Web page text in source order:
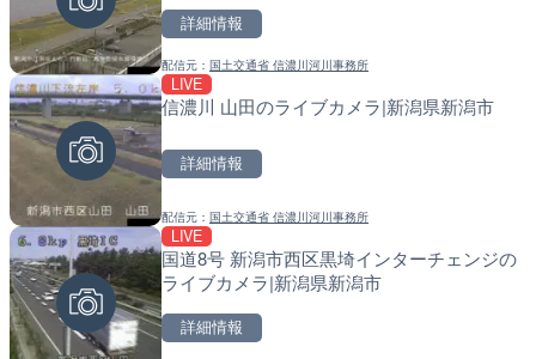
詳細情報
配信元：国土交通省 信濃川河川事務所
LIVE
信濃川 山田のライブカメラ|新潟県新潟市
詳細情報
配信元：国土交通省 信濃川河川事務所
LIVE
国道8号 新潟市西区黒埼インターチェンジの
ライブカメラ|新潟県新潟市
詳細情報
配信元：株式会社ティーファイブプロジ
羽田空港第2旅客ターミナ
配信元：日本テレビ
知床峠展望台・国道334号
ラ|北海道羅臼町
配信元：日高町役場
比井川水門付近から比井
配信元：日高町役場
小浦川水門付近から小浦
メラ|和歌山県日高町